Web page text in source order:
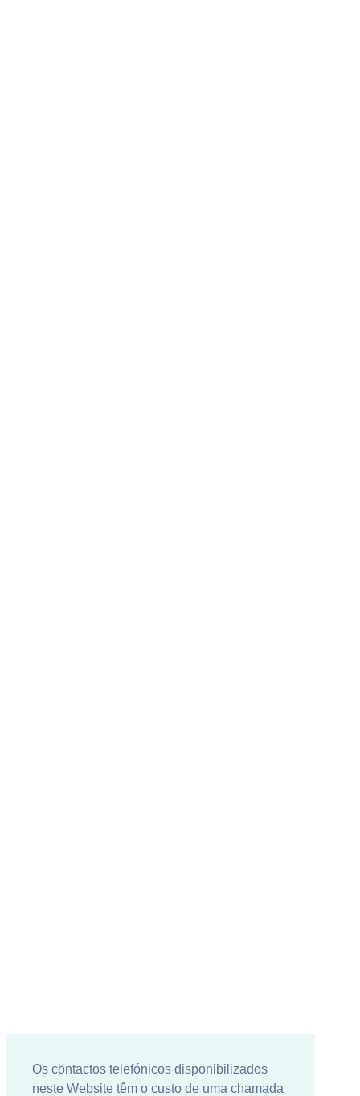
Os contactos telefónicos disponibilizados
neste Website têm o custo de uma chamada